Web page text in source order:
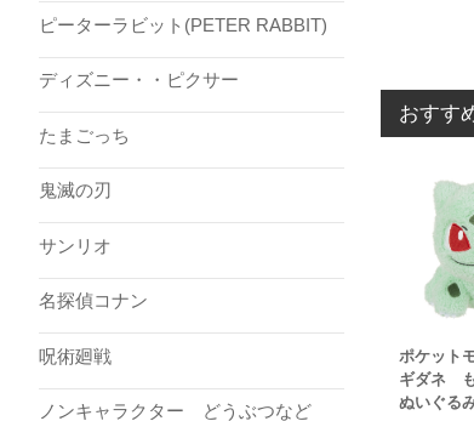
おすす
ポケット
ギダネ
ぬいぐる
ピーターラビット(PETER RABBIT)
ディズニー・・ピクサー
たまごっち
鬼滅の刃
サンリオ
名探偵コナン
呪術廻戦
ノンキャラクター どうぶつなど